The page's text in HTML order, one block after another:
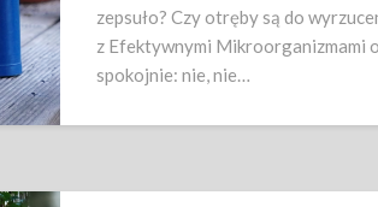
zepsuło? Czy otręby są do
z Efektywnymi Mikroorganizmami
spokojnie: nie, nie…